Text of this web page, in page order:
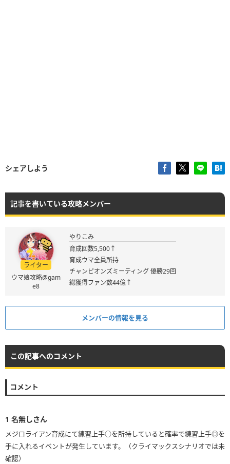
シェアしよう
記事を書いている攻略メンバー
ライター
ウマ娘攻略@gam
e8
やりこみ
育成回数5,500↑
育成ウマ全員所持
チャンピオンズミーティング 優勝29回
総獲得ファン数44億↑
メンバーの情報を見る
この記事へのコメント
コメント
1 名無しさん
メジロライアン育成にて練習上手○を所持していると確率で練習上手◎を
手に入れるイベントが発生しています。（クライマックスシナリオでは未
確認）